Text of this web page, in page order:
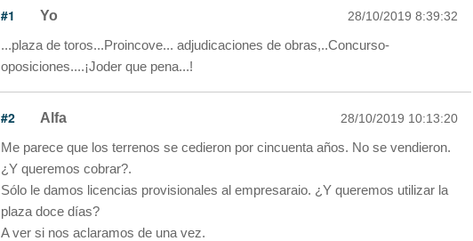
#1 Yo 28/10/2019 8:39:32
...plaza de toros...Proincove... adjudicaciones de obras,..Concurso-
oposiciones....¡Joder que pena...!
#2 Alfa 28/10/2019 10:13:20
Me parece que los terrenos se cedieron por cincuenta años. No se vendieron.
¿Y queremos cobrar?.
Sólo le damos licencias provisionales al empresaraio. ¿Y queremos utilizar la
plaza doce días?
A ver si nos aclaramos de una vez.